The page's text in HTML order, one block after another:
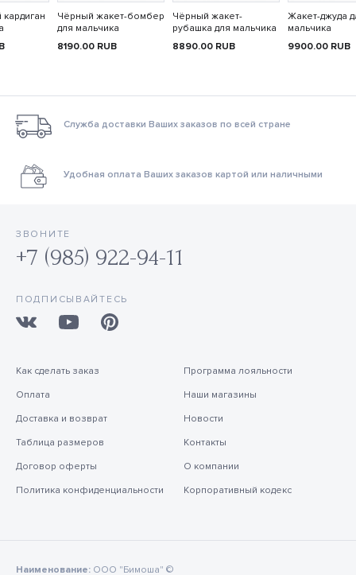
Чёрный жакет-бомбер
для мальчика
8190.00 RUB
Чёрный жакет-
рубашка для мальчика
8890.00 RUB
Жакет-джуда
мальчика
9900.00 RUB
Служба доставки Ваших заказов по всей стране
Удобная оплата Ваших заказов картой или наличными
ЗВОНИТЕ
+7 (985) 922-94-11
ПОДПИСЫВАЙТЕСЬ
Как сделать заказ
Оплата
Доставка и возврат
Таблица размеров
Договор оферты
Политика конфиденциальности
Программа лояльности
Наши магазины
Новости
Контакты
О компании
Корпоративный кодекс
Наименование: ООО "Бимоша" ©